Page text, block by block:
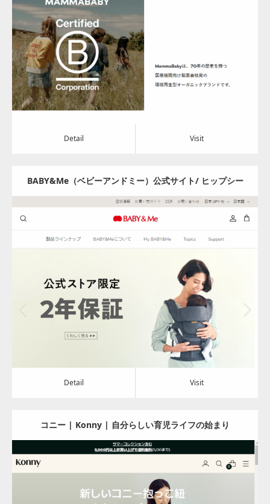
Category:アパレル・バッグ
Detail Visit
Detail Visit
BABY&Me（ベビーアンドミー）公式サイト/ ヒップシー
ートキャリア
アパレル・バッグ
Detail Visit
Detail Visit
コニー | Konny | 自分らしい育児ライフの始まり
Update:2024.08.01